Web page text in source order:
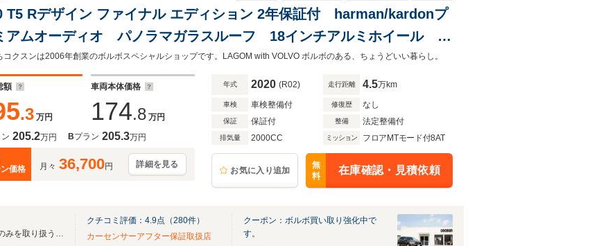
T5 Rデザイン ファイナル エディション 2年保証付 harman/kardonプ
アムオーディオ パノラマガラスルーフ 18インチアルミホイール ナ
ーション リアビューカメラ オフブラック本革シート シートヒータ
ワーシート 禁煙
コクスンは2006年創業のボルボスペシャルショップです。LAGOM with VOLVO ボルボのある、ちょうどいい暮らし。
額
.3 万円
車両本体価格
174.8 万円
205.2万円 Bプラン 205.3万円
価格
月々 36,700円 詳細を見る
年式 2020 (R02) 走行距離 4.5万km
車検 車検整備付 修復歴 なし
保証 保証付 整備 法定整備付
排気量 2000CC ミッション フロアMTモード付8AT
お気に入り追加
無
料
在庫確認・見積依頼
当社コクスンは2006年創業のボルボ車のみを取り扱う専門店です。
クチコミ評価： 4.9点（280件）
カーセンサーアフター保証取扱店
クーポン：ボルボ買い取り強化中で
す。